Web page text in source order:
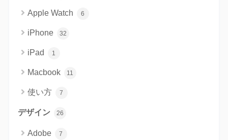
Apple Watch 6
iPhone 32
iPad 1
Macbook 11
使い方 7
デザイン 26
Adobe 7